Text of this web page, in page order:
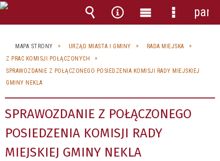
MAPA STRONY URZĄD MIASTA I GMINY
RADA MIEJSKA
Z PRAC KOMISJI POŁĄCZONYCH
SPRAWOZDANIE Z POŁĄCZONEGO POSIEDZENIA KOMISJI RADY MIEJSKIEJ
GMINY NEKLA
SPRAWOZDANIE Z POŁĄCZONEGO
POSIEDZENIA KOMISJI RADY
MIEJSKIEJ GMINY NEKLA
Wyszukiwarka
Narzędzia
Menu
główne
Menu